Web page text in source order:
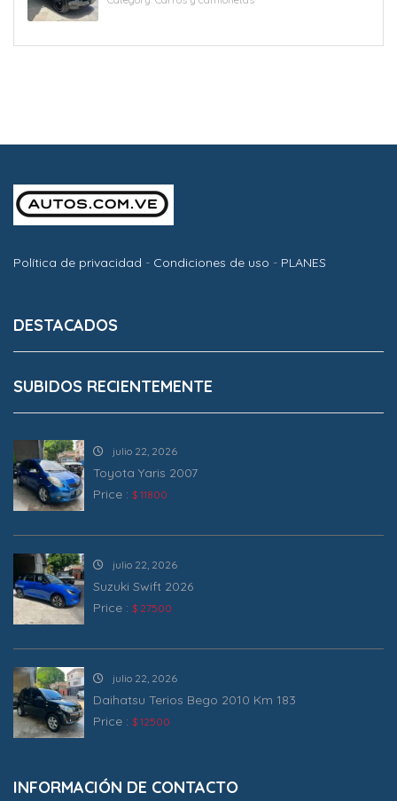
Política de privacidad - Condiciones de uso - PLANES
DESTACADOS
SUBIDOS RECIENTEMENTE
julio 22, 2026
Toyota Yaris 2007
Price : $ 11800
julio 22, 2026
Suzuki Swift 2026
Price : $ 27500
julio 22, 2026
Daihatsu Terios Bego 2010 Km 183
Price : $ 12500
INFORMACIÓN DE CONTACTO